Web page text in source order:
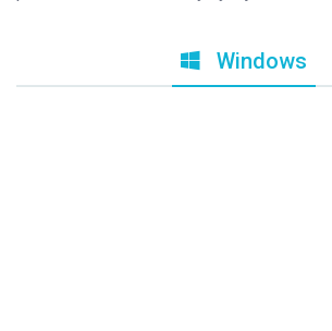
Windows